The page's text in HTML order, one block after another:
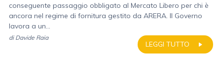
conseguente passaggio obbligato al Mercato Libero per chi è
ancora nel regime di fornitura gestito da ARERA. Il Governo
lavora a un...
LEGGI TUTTO
di Davide Raia